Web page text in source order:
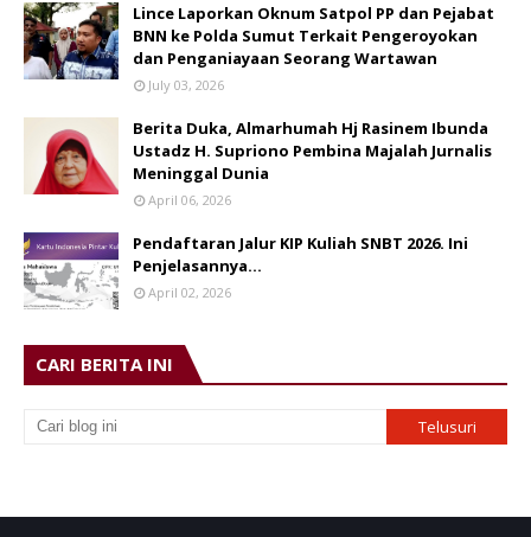
Lince Laporkan Oknum Satpol PP dan Pejabat
BNN ke Polda Sumut Terkait Pengeroyokan
dan Penganiayaan Seorang Wartawan
July 03, 2026
Berita Duka, Almarhumah Hj Rasinem Ibunda
Ustadz H. Supriono Pembina Majalah Jurnalis
Meninggal Dunia
April 06, 2026
Pendaftaran Jalur KIP Kuliah SNBT 2026. Ini
Penjelasannya…
April 02, 2026
CARI BERITA INI